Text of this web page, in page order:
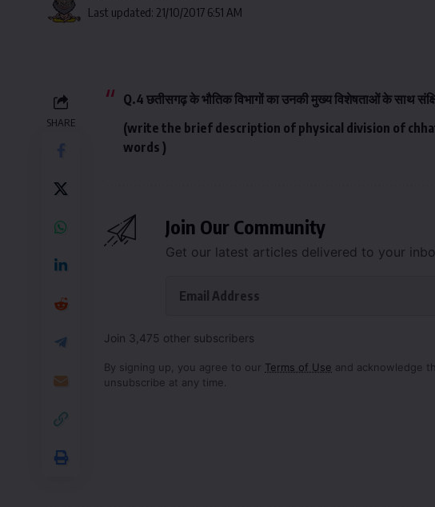
Last updated: 21/10/2017 6:51 AM
SHARE
Q.4 छतीसगढ़ के भौतिक विभागों का उनकी मुख्य विशेषताओं के साथ
(write the brief description of physical division of
words )
Join Our Community
Get our latest articles delivered to your
Join 3,475 other subscribers
By signing up, you agree to our Terms of Use and acknowledge
unsubscribe at any time.